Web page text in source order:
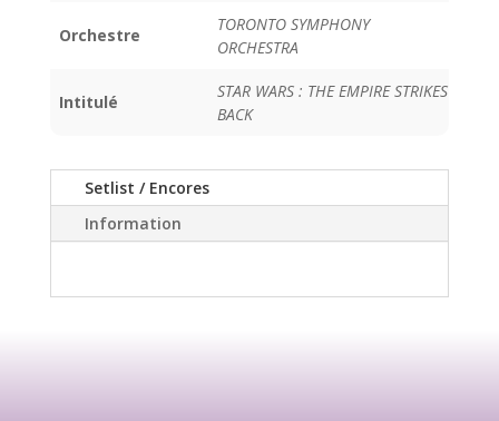
Orchestre
TORONTO SYMPHONY
ORCHESTRA
Intitulé
STAR WARS : THE EMPIRE STRIKES
BACK
Setlist / Encores
Information